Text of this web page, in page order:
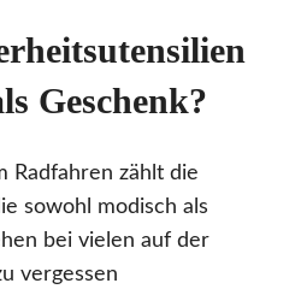
Geschenk?
Radfahren zählt die
sowohl modisch als
bei vielen auf der
vergessen